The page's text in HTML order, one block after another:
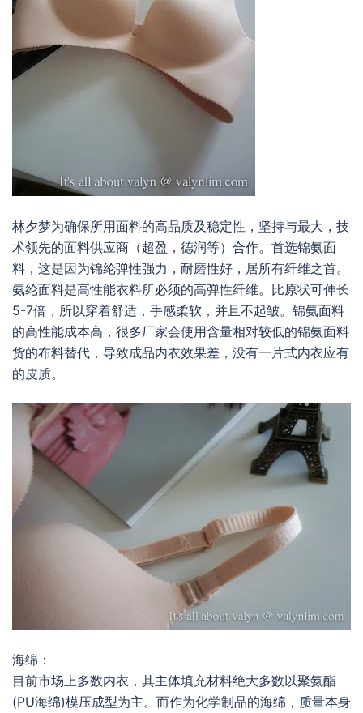
林夕梦为确保所用面料的高品质及稳定性，坚持与最大，技
术领先的面料供应商（超盈，德润等）合作。首选锦氨面
料，这是因为锦纶弹性强力，耐磨性好，居所有纤维之首。
氨纶面料是高性能衣料所必须的高弹性纤维。比原状可伸长
5-7倍，所以穿着舒适，手感柔软，并且不起皱。锦氨面料
的高性能成本高，很多厂家会使用含量相对较低的锦氨面料
货的布料替代，导致成品内衣效果差，没有一片式内衣应有
的皮质。
海绵：
目前市场上多数内衣，其主体填充材料绝大多数以聚氨酯
(PU海绵)模压成型为主。而作为化学制品的海绵，质量本身